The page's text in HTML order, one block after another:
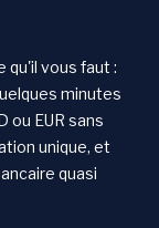
qu'il vous faut :
minutes
ou EUR sans
unique, et
quasi